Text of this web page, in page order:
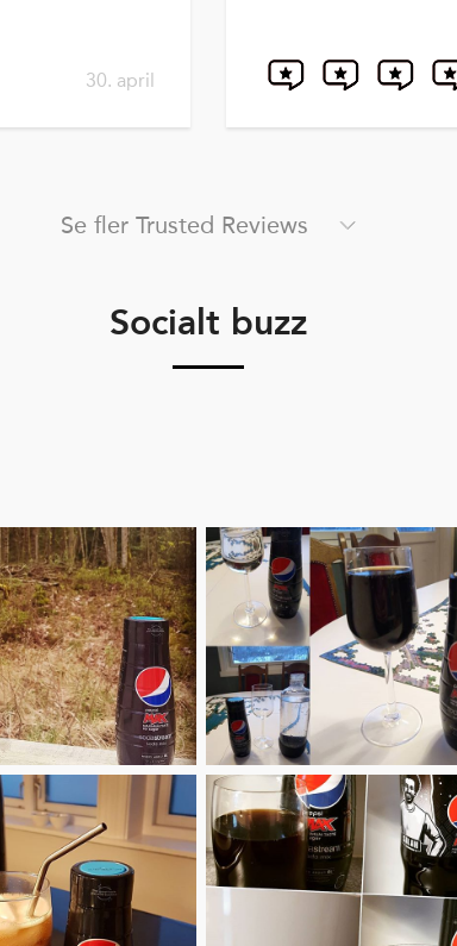
30. april
Se fler Trusted Reviews
Socialt buzz